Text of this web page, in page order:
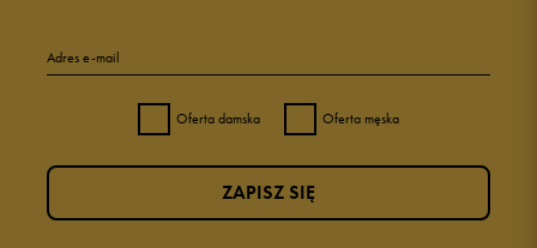
Adres e-mail
Oferta damska Oferta męska
ZAPISZ SIĘ